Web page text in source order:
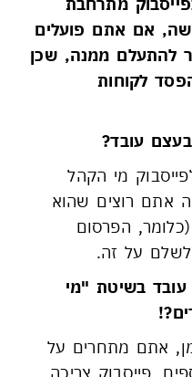
אם אתם פועלים
להתעלם ממנה, שכן
לקוחות
עובד?
מי הקהל
אתם רוצים שהוא
הפרסום
על זה.
עובד בשיטת "מי
אתם מתחרים על
פייסבוק צריכה